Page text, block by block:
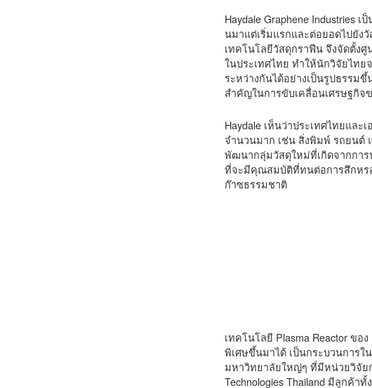
Haydale Graphene
นมาแต่เริ่มแรกและต่อยอดไปยัง
เทคโนโลยีวัสดุกราฟีน จึงจัดตั้งศู
ในประเทศไทย ทำให้นักวิจัยไทย
ระหว่างกันได้อย่างเป็นรูปธรรม
สำคัญในการขับเคลื่อนเศรษฐกิจ
Haydale เห็นว่าประเทศไทยแล
จำนวนมาก เช่น สิ่งพิมพ์ รถยนต์
พัฒนากลุ่มวัสดุใหม่ที่เกิดจากการ
ที่จะมีคุณสมบัติที่ทนต่อการสึกหร
ก๊าซธรรมชาติ
เทคโนโลยี Plasma Reactor ขอ
พิเศษขึ้นมาได้ เป็นกระบวนการใ
มหาวิทยาลัยใหญ่ๆ ที่มีหน่วยวิจัย
Technologies Thailand มีลูกค้า